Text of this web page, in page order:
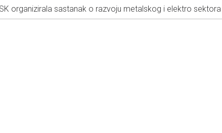
organizirala sastanak o razvoju metalskog i elektro sektora